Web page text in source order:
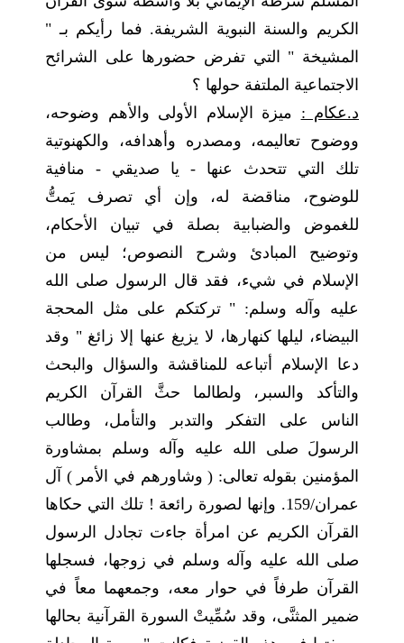
الكريم والسنة النبوية الشريفة. فما رأيكم بـ "
المشيخة " التي تفرض حضورها على الشرائح
الاجتماعية الملتفة حولها ؟
د.عكام : ميزة الإسلام الأولى والأهم وضوحه،
ووضوح تعاليمه، ومصدره وأهدافه، والكهنوتية
تلك التي تتحدث عنها - يا صديقي - منافية
للوضوح، مناقضة له، وإن أي تصرف يَمتُّ
للغموض والضبابية بصلة في تبيان الأحكام،
وتوضيح المبادئ وشرح النصوص؛ ليس من
الإسلام في شيء، فقد قال الرسول صلى الله
عليه وآله وسلم: " تركتكم على مثل المحجة
البيضاء، ليلها كنهارها، لا يزيغ عنها إلا زائغ " وقد
دعا الإسلام أتباعه للمناقشة والسؤال والبحث
والتأكد والسبر، ولطالما حثَّ القرآن الكريم
الناس على التفكر والتدبر والتأمل، وطالب
الرسولَ صلى الله عليه وآله وسلم بمشاورة
المؤمنين بقوله تعالى: ( وشاورهم في الأمر ) آل
عمران/159. وإنها لصورة رائعة ! تلك التي حكاها
القرآن الكريم عن امرأة جاءت تجادل الرسول
صلى الله عليه وآله وسلم في زوجها، فسجلها
القرآن طرفاً في حوار معه، وجمعهما معاً في
ضمير المثنَّى، وقد سُمِّيتْ السورة القرآنية بحالها